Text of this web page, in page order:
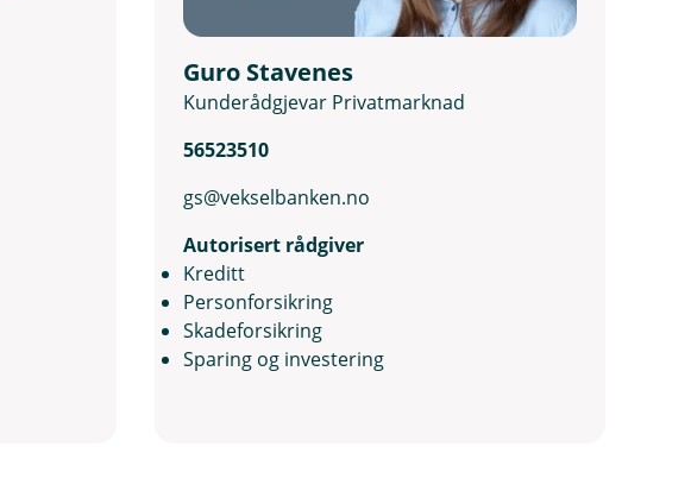
Guro Stavenes
Kunderådgjevar Privatmarknad
56523510
gs@vekselbanken.no
Autorisert rådgiver
Kreditt
Personforsikring
Skadeforsikring
Sparing og investering